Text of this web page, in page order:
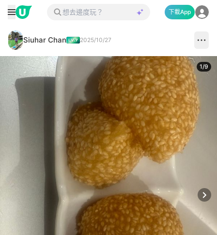
下載App
Siuhar Chan 2025/10/27
1/9